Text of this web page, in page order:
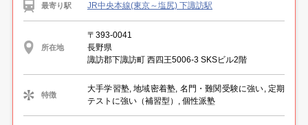
最寄り駅 JR中央本線(東京～塩尻) 下諏訪駅
所在地
〒393-0041
長野県
諏訪郡下諏訪町 西四王5006-3 SKSビル2階
特徴
大手学習塾, 地域密着塾, 名門・難関受験に強い, 定期
テストに強い（補習型）, 個性派塾